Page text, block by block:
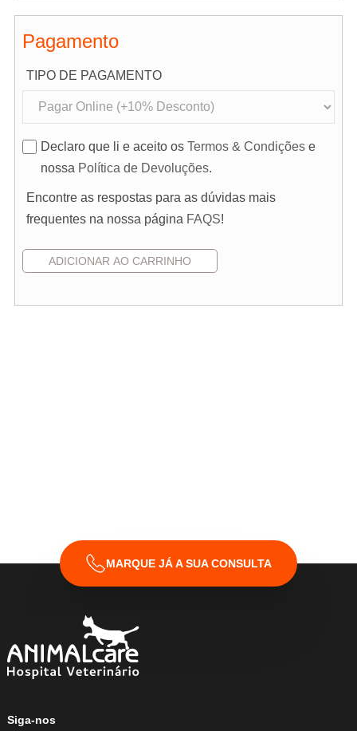
Pagamento
TIPO DE PAGAMENTO
Declaro que li e aceito os Termos & Condiçõese
nossa Política de Devoluções.
Encontre as respostas para as dúvidas mais
frequentes na nossa página FAQS!
Pedido de Orçamento
MARQUE JÁ A SUA CONSULTA
Siga-nos